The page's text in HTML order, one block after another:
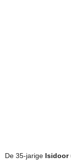
De 35-jarige Isidoor